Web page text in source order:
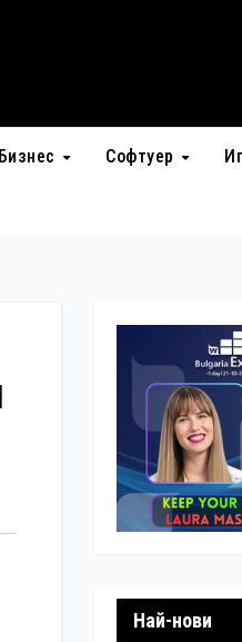
Бизнес Софтуер
Най-нови